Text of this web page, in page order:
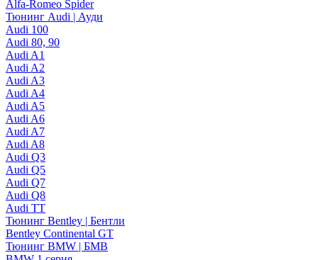
Alfa-Romeo Spider
Тюнинг Audi | Ауди
Audi 100
Audi 80, 90
Audi A1
Audi A2
Audi A3
Audi A4
Audi A5
Audi A6
Audi A7
Audi A8
Audi Q3
Audi Q5
Audi Q7
Audi Q8
Audi TT
Тюнинг Bentley | Бентли
Bentley Continental GT
Тюнинг BMW | БМВ